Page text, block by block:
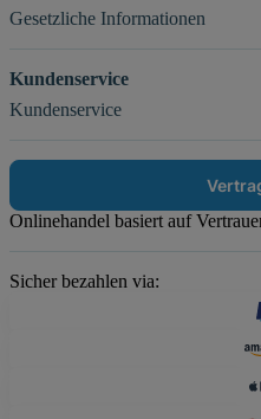
Gesetzliche Informationen
Kundenservice
Kundenservice
Onlinehandel basiert auf
Sicher bezahlen via: